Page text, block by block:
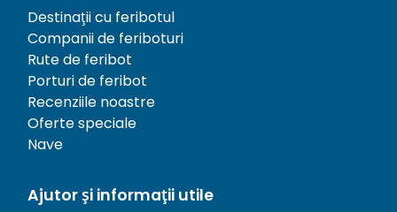
Destinații cu feribotul
Companii de feriboturi
Rute de feribot
Porturi de feribot
Recenziile noastre
Oferte speciale
Nave
Ajutor și informații utile